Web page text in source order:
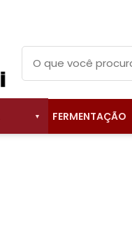
FERMENTAÇÃO